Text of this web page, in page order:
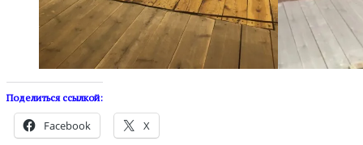
Поделиться ссылкой:
Facebook X